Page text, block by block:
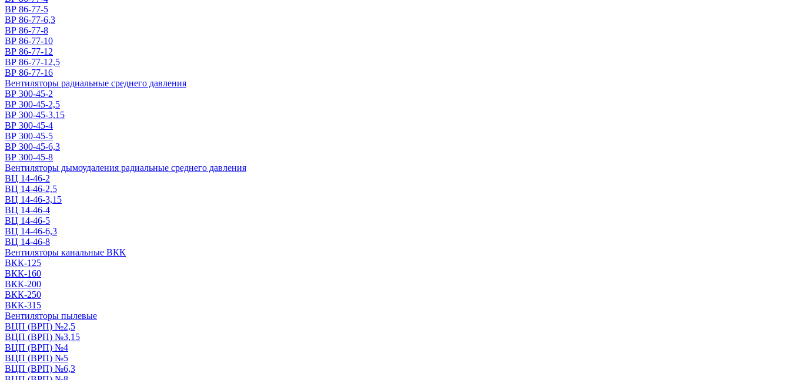
ВР 86-77-5
ВР 86-77-6,3
ВР 86-77-8
ВР 86-77-10
ВР 86-77-12
ВР 86-77-12,5
ВР 86-77-16
Вентиляторы радиальные среднего давления
ВР 300-45-2
ВР 300-45-2,5
ВР 300-45-3,15
ВР 300-45-4
ВР 300-45-5
ВР 300-45-6,3
ВР 300-45-8
Вентиляторы дымоудаления радиальные среднего давления
ВЦ 14-46-2
ВЦ 14-46-2,5
ВЦ 14-46-3,15
ВЦ 14-46-4
ВЦ 14-46-5
ВЦ 14-46-6,3
ВЦ 14-46-8
Вентиляторы канальные ВКК
ВКК-125
ВКК-160
ВКК-200
ВКК-250
ВКК-315
Вентиляторы пылевые
ВЦП (ВРП) №2,5
ВЦП (ВРП) №3,15
ВЦП (ВРП) №4
ВЦП (ВРП) №5
ВЦП (ВРП) №6,3